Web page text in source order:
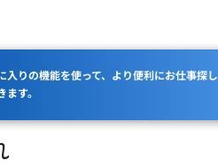
入りの機能を使って、より便利にお仕事探し
ます。